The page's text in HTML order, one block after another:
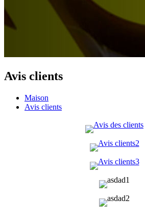
Avis clients
Maison
Avis clients